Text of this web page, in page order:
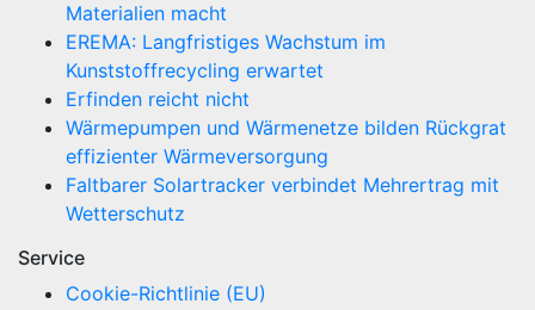
Materialien macht
EREMA: Langfristiges Wachstum im
Kunststoffrecycling erwartet
Erfinden reicht nicht
Wärmepumpen und Wärmenetze bilden Rückgrat
effizienter Wärmeversorgung
Faltbarer Solartracker verbindet Mehrertrag mit
Wetterschutz
Service
Cookie-Richtlinie (EU)